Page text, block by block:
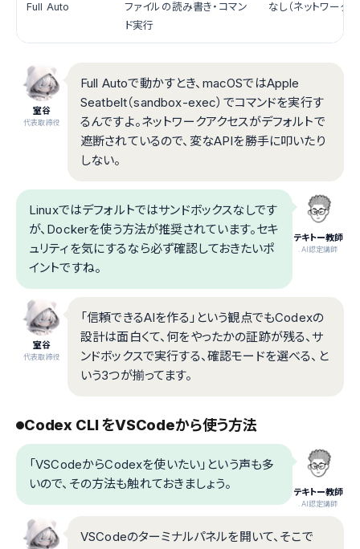
Full Auto
ファイルの読み書き・コマン
ド実行
なし（ネットワーク
室谷
代表取締役
Full Autoで動かすとき、macOSではApple
Seatbelt（sandbox-exec）でコマンドを実行す
るんですよ。ネットワークアクセスがデフォルトで
遮断されているので、変なAPIを勝手に叩いたり
しない。
テキトー教師
.AI認定講師
Linuxではデフォルトではサンドボックスなしです
が、Dockerを使う方法が推奨されています。セキ
ュリティを気にするなら必ず確認しておきたいポ
イントですね。
室谷
代表取締役
「信頼できるAIを作る」という観点でもCodexの
設計は面白くて、何をやったかの証跡が残る、サ
ンドボックスで実行する、確認モードを選べる、と
いう3つが揃ってます。
Codex CLI をVSCodeから使う方法
テキトー教師
.AI認定講師
「VSCodeからCodexを使いたい」という声も多
いので、その方法も触れておきましょう。
VSCodeのターミナルパネルを開いて、そこで